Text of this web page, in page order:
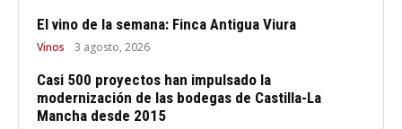
El vino de la semana: Finca Antigua Viura
Vinos 3 agosto, 2026
Casi 500 proyectos han impulsado la
modernización de las bodegas de Castilla-La
Mancha desde 2015